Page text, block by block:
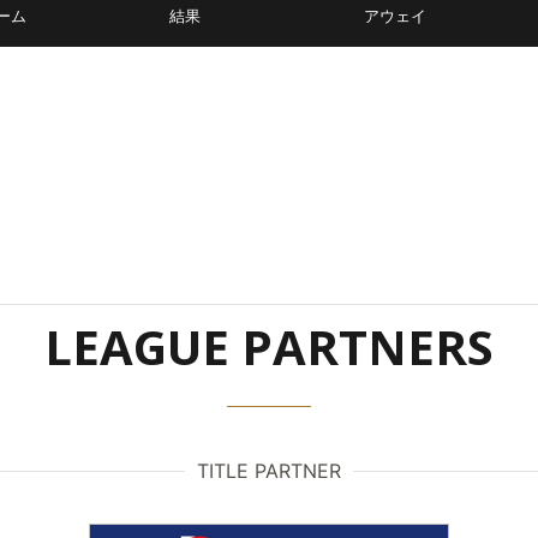
ム 結果 アウェイ
LEAGUE PARTNERS
TITLE PARTNER